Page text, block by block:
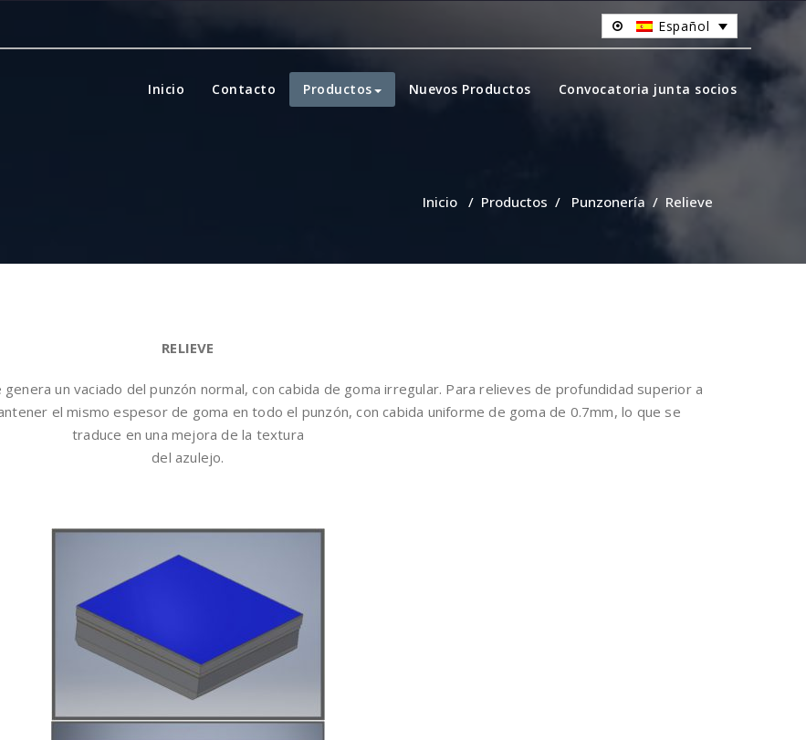
Español
Inicio Contacto Productos Nuevos Productos Convocatoria junta socios
Inicio / Productos / Punzonería / Relieve
RELIEVE
un vaciado del punzón normal, con cabida de goma irregular. Para relieves de profundidad superior a
el mismo espesor de goma en todo el punzón, con cabida uniforme de goma de 0.7mm, lo que se
traduce en una mejora de la textura
del azulejo.